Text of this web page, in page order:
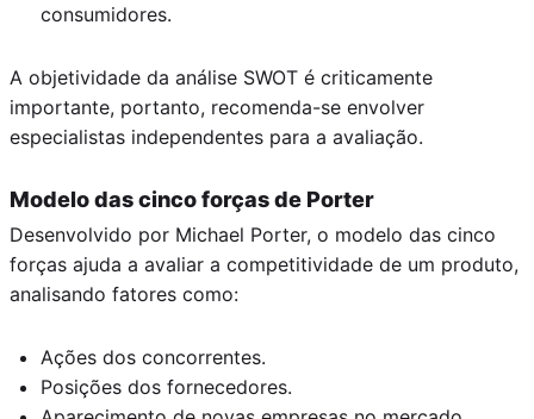
consumidores.
A objetividade da análise SWOT é criticamente
importante, portanto, recomenda-se envolver
especialistas independentes para a avaliação.
Modelo das cinco forças de Porter
Desenvolvido por Michael Porter, o modelo das cinco
forças ajuda a avaliar a competitividade de um produto,
analisando fatores como:
Ações dos concorrentes.
Posições dos fornecedores.